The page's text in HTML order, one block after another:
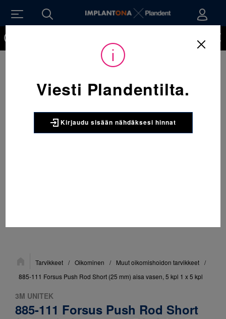
Sijainti:Tarvikkeet / Oikominen / Muut oikomishoidon tarvikkeet /
885-111 Forsus Push Rod Short (25 mm) aisa vasen, 5 kpl 1 x 5 kpl
3M UNITEK
885-111 Forsus Push Rod Short
Viesti Plandentilta.
Kirjaudu sisään nähdäksesi hinnat